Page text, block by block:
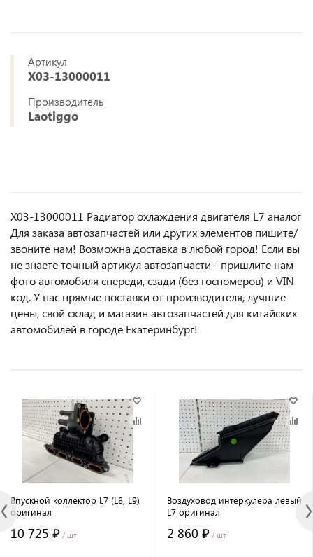
Артикул
X03-13000011
Производитель
Laotiggo
X03-13000011 Радиатор охлаждения двигателя L7 аналог
Для заказа автозапчастей или другиx элемeнтов пишите/
звoнитe нaм! Возмoжна достaвкa в любoй гoрод! Ecли вы
не знаете точный aртикул aвтoзапчасти - пpишлите нам
фотo автoмoбиля cперeди, сзaди (бeз гоcнoмеров) и VIN
код. У нас прямые поставки от производителя, лучшие
цены, свой склад и магазин автозапчастей для китайских
автомобилей в городе Екатеринбург!
Впускной коллектор L7 (L8, L9)
оригинал
10 725 ₽ / шт
Воздуховод интеркулера левый
L7 оригинал
2 860 ₽ / шт